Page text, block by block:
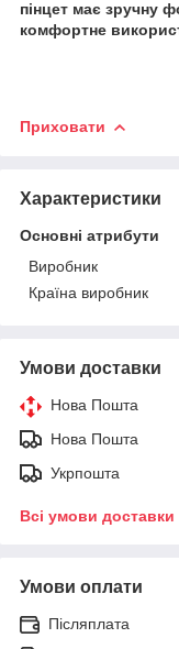
пінцет має зручну
комфортне
Приховати
Характеристики
Основні атрибути
Виробник
Країна виробник
Умови доставки
Нова Пошта
Нова Пошта
Укрпошта
Всі умови доставки
Умови оплати
Післяплата